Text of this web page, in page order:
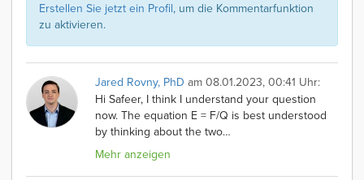
Erstellen Sie jetzt ein Profil, um die Kommentarfunktion
zu aktivieren.
Jared Rovny, PhD am 08.01.2023, 00:41 Uhr:
Hi Safeer, I think I understand your question
now. The equation E = F/Q is best understood
by thinking about the two…
Mehr anzeigen